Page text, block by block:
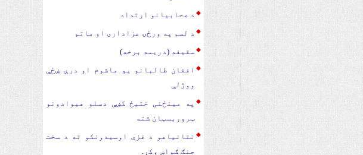
د صحابیانو ارتداد
د لسم په ورځۍ عزاداری او ماتم
سقیفه (دریمه برخه)
افغان طالبانو یو ماشوم او درې ښځې
ووژلې
په مینځنی ختیځ کښې دسلو هیوادونو
ټروریسټان شته
​​​​​​​نتانیاهو د غزې اوسیدونکو ته د سخت
جنګ ګواښ وکړ.